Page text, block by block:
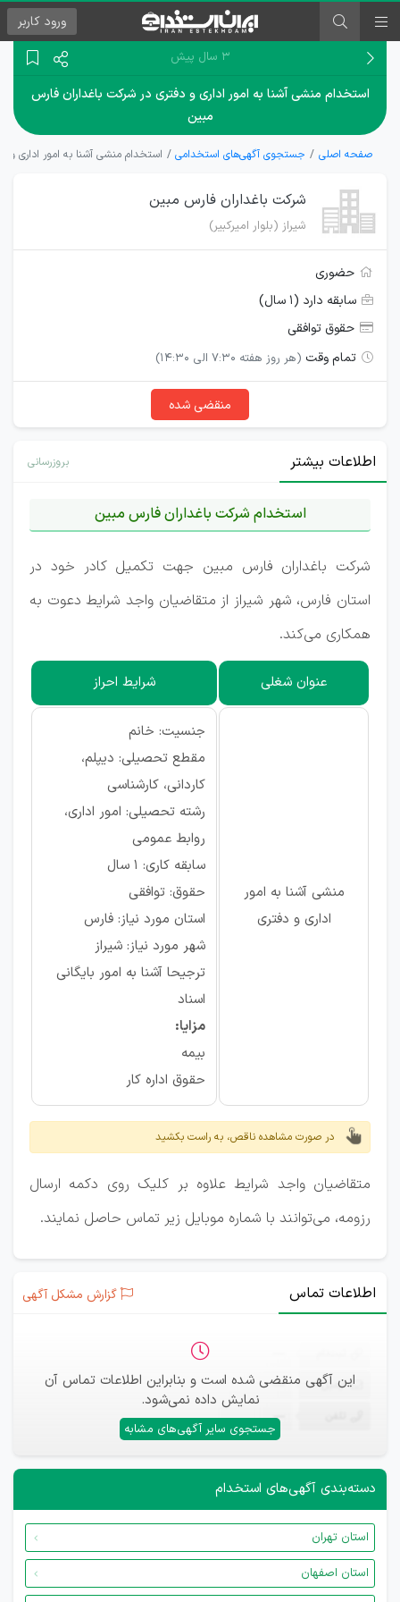
ورود کاربر
۳ سال پیش
استخدام منشی آشنا به امور اداری و دفتری در شرکت باغداران فارس
مبین
صفحه اصلی جستجوی آگهی‌های استخدامی استخدام منشی آشنا به امور اداری و
شرکت باغداران فارس مبین
شیراز (بلوار امیرکبیر)
حضوری
سابقه دارد (۱ سال)
حقوق توافقی
تمام وقت (هر روز هفته ۷:۳۰ الی ۱۴:۳۰)
منقضی شده
اطلاعات بیشتر بروزرسانی
استخدام شرکت باغداران فارس مبین
شرکت باغداران فارس مبین جهت تکمیل کادر خود در
استان فارس، شهر شیراز از متقاضیان واجد شرایط دعوت به
همکاری می‌کند.
عنوان شغلی شرایط احراز
منشی آشنا به امور
اداری و دفتری
جنسیت: خانم
مقطع تحصیلی: دیپلم،
کاردانی، کارشناسی
رشته تحصیلی: امور اداری،
روابط عمومی
سابقه کاری: ۱ سال
حقوق: توافقی
استان مورد نیاز: فارس
شهر مورد نیاز: شیراز
ترجیحا آشنا به امور بایگانی
اسناد
مزایا:
بیمه
حقوق اداره کار
در صورت مشاهده ناقص، به راست بکشید
متقاضیان واجد شرایط علاوه بر کلیک روی دکمه ارسال
رزومه، می‌توانند با شماره موبایل زیر تماس حاصل نمایند.
اطلاعات تماس گزارش مشکل آگهی
این آگهی منقضی شده است و بنابراین اطلاعات تماس آن
نمایش داده نمی‌شود.
جستجوی سایر آگهی‌های مشابه
ایمیل —
—
دسته‌بندی آگهی‌های استخدام
استان تهران
استان اصفهان